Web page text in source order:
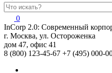
0
InCorp 2.0: Современный
г. Москва, ул. Остороженка
дом 47, офис 41
8 (800) 123-45-67 +7 (495) 000-